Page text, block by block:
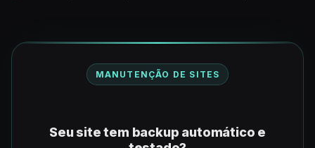
MANUTENÇÃO DE SITES
Seu site tem backup automático e